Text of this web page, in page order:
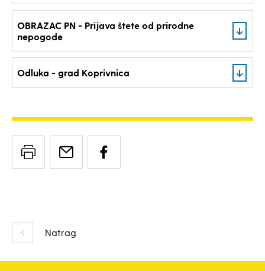
Natrag
OBRAZAC PN - Prijava štete od prirodne
nepogode
Odluka - grad Koprivnica